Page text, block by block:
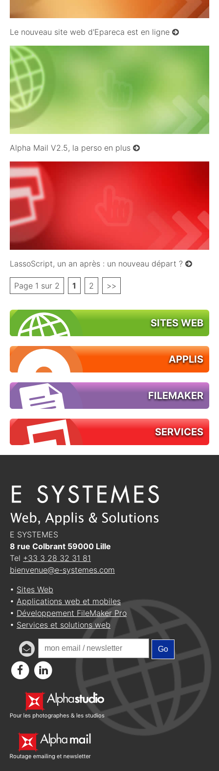
Le nouveau site web d'Epareca est en ligne
27/01/2009
Alpha Mail V2.5, la perso en plus
04/12/2011
LassoScript, un an après : un nouveau départ ?
Page 1 sur 2 1 2 >>
SITES WEB
APPLIS
FILEMAKER
SERVICES
E SYSTEMES
8 rue Colbrant 59000 Lille
Tel +33 3 28 32 31 81
bienvenue@e-systemes.com
• Sites Web
• Applications web et mobiles
• Développement FileMaker Pro
• Services et solutions web
Go